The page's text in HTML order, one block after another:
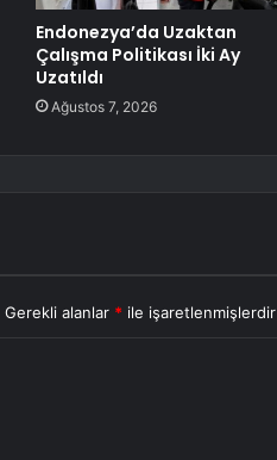
Endonezya’da Uzaktan
Çalışma Politikası İki Ay
Uzatıldı
Ağustos 7, 2026
Gerekli alanlar * ile işaretlenmişlerdir